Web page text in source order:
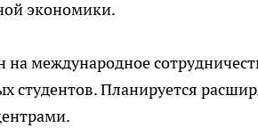
экономики.
международное
студентов. Планируется